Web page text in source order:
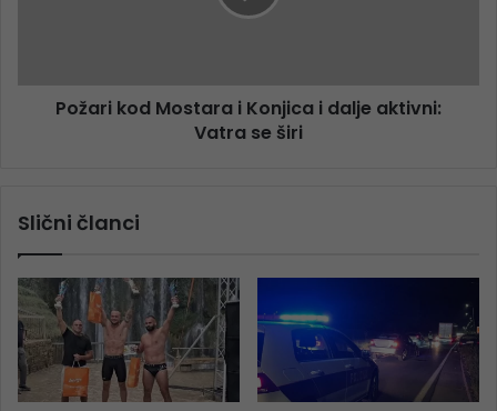
Požari kod Mostara i Konjica i dalje aktivni:
Vatra se širi
Slični članci